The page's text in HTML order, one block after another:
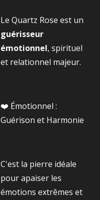
Le Quartz Rose est un
guérisseur
émotionnel, spirituel
et relationnel majeur.
❤️ Émotionnel :
Guérison et Harmonie
C'est la pierre idéale
pour apaiser les
émotions extrêmes et